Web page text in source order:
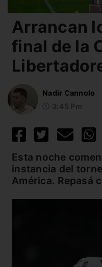
Arrancan
final de la
Nadir Cannolo
Esta noche
instancia del
América. Repasá